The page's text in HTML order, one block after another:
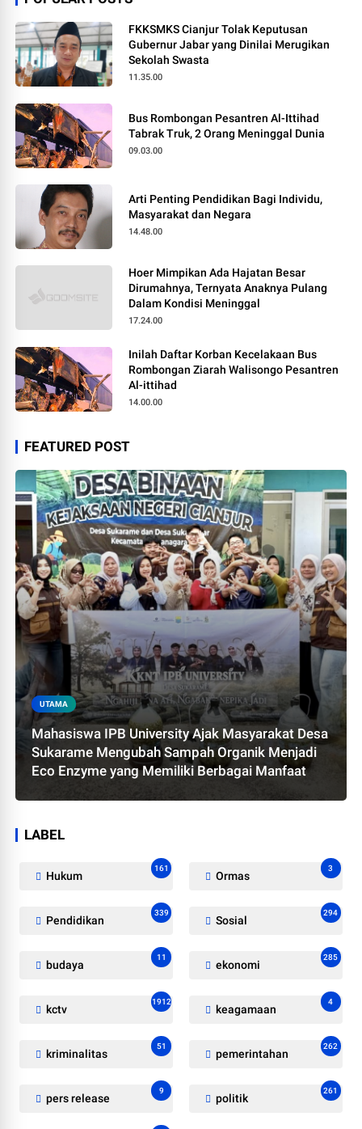
FKKSMKS Cianjur Tolak Keputusan
Gubernur Jabar yang Dinilai Merugikan
Sekolah Swasta
11.35.00
Bus Rombongan Pesantren Al-Ittihad
Tabrak Truk, 2 Orang Meninggal Dunia
09.03.00
Arti Penting Pendidikan Bagi Individu,
Masyarakat dan Negara
14.48.00
Hoer Mimpikan Ada Hajatan Besar
Dirumahnya, Ternyata Anaknya Pulang
Dalam Kondisi Meninggal
17.24.00
Inilah Daftar Korban Kecelakaan Bus
Rombongan Ziarah Walisongo Pesantren
Al-ittihad
14.00.00
FEATURED POST
UTAMA
Mahasiswa IPB University Ajak Masyarakat Desa
Sukarame Mengubah Sampah Organik Menjadi
Eco Enzyme yang Memiliki Berbagai Manfaat
LABEL
Hukum
161
Ormas
3
Pendidikan
339
Sosial
294
budaya
11
ekonomi
285
kctv
1912
keagamaan
4
kriminalitas
51
pemerintahan
262
pers release
9
politik
261